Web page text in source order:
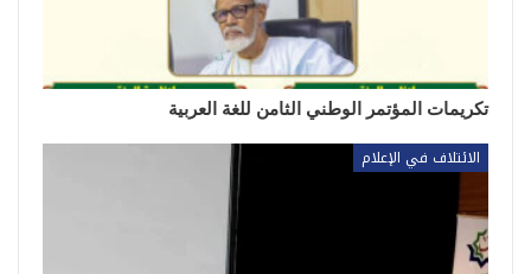
تكريمات المؤتمر الوطني الثامن للغة العربية
الائتلاف في الإعلام